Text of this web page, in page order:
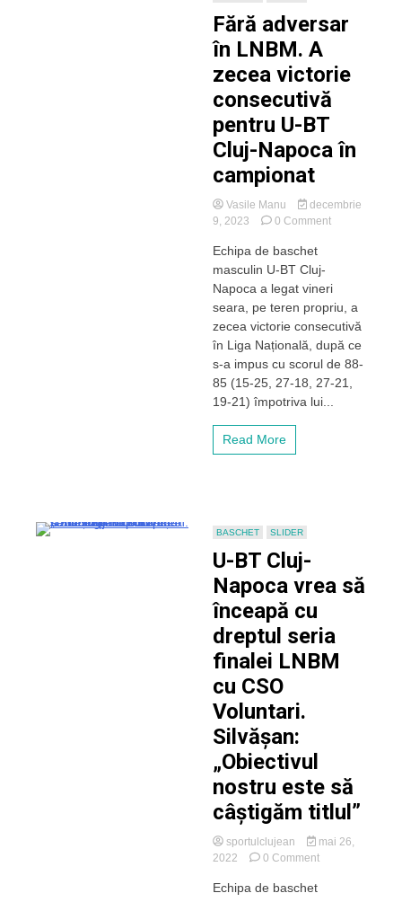
Fără adversar
în LNBM. A
zecea victorie
consecutivă
pentru U-BT
Cluj-Napoca în
campionat
Vasile Manu
decembrie
9, 2023
0 Commenton
LNBM.
A
zecea
victorie
consecutivă
pentru
U-
Echipa de baschet
masculin U-BT Cluj-
Napoca a legat vineri
seara, pe teren propriu, a
zecea victorie consecutivă
în Liga Națională, după ce
s-a impus cu scorul de 88-
85 (15-25, 27-18, 27-21,
19-21) împotriva lui...
Read More
BASCHET SLIDER
U-BT Cluj-
Napoca vrea să
înceapă cu
dreptul seria
finalei LNBM
cu CSO
Voluntari.
Silvășan:
„Obiectivul
nostru este să
câștigăm titlul”
sportulclujean
mai 26,
2022
0 Commenton
Echipa de baschet